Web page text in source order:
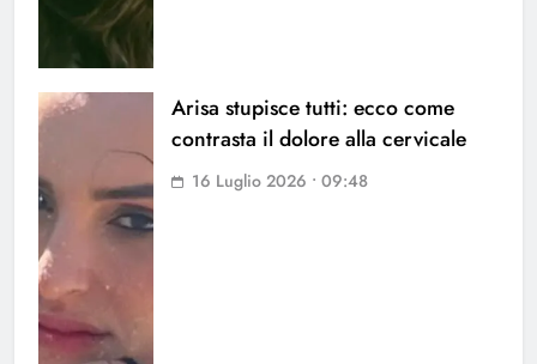
Arisa stupisce tutti: ecco come
contrasta il dolore alla cervicale
16 Luglio 2026 • 09:48